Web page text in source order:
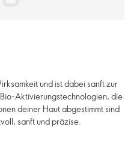
und ist dabei sanft zur
Aktivierungstechnologien, die
deiner Haut abgestimmt sind
sanft und präzise.